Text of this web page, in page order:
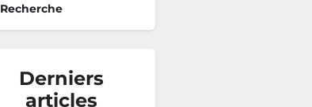
Recherche
Derniers
articles